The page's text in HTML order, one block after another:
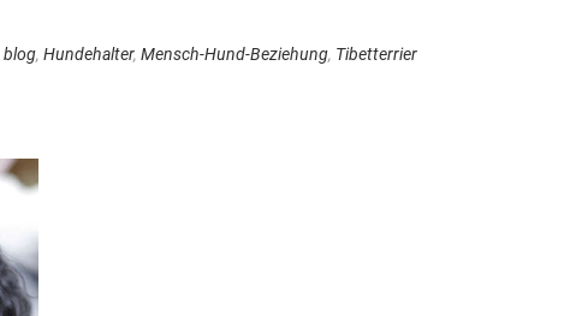
blog, Hundehalter, Mensch-Hund-Beziehung, Tibetterrier